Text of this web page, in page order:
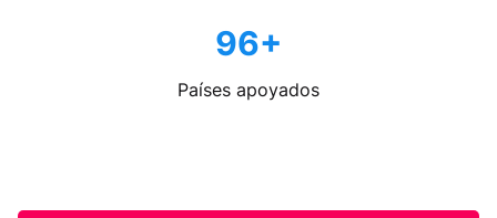
96+
Países apoyados